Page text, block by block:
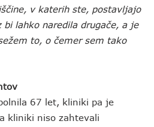
v katerih ste, postavljajo
lahko naredila drugače, a je
to, o čemer sem tako
67 let, kliniki pa je
kliniki niso zahtevali